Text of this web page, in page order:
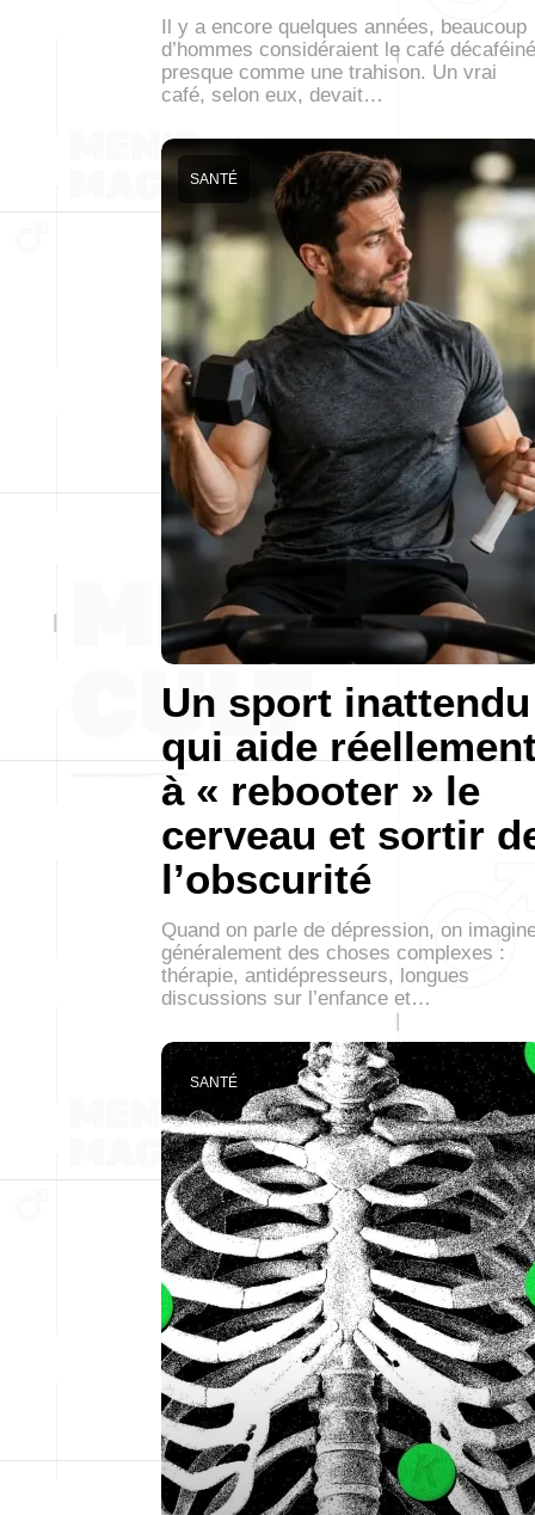
Il y a encore quelques années, beaucoup
d’hommes considéraient le café décaféiné
presque comme une trahison. Un vrai
café, selon eux, devait…
Un sport inattendu
qui aide
à « rebooter » le
cerveau et sortir
l’obscurité
SANTÉ
Quand on parle de dépression, on
généralement des choses complexes :
thérapie, antidépresseurs, longues
discussions sur l’enfance et…
SANTÉ